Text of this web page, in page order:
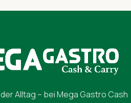
Alltag – bei Mega Gastro Cash